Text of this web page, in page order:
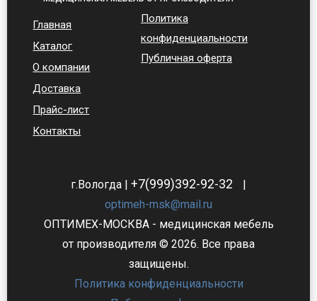
Главная
Каталог
О компании
Доставка
Прайс-лист
Контакты
Политика
конфиденциальности
Публичная оферта
г.Вологда | +7(999)392-92-32
|
optimeh-msk@mail.ru
ОПТИМЕХ-МОСКВА - медицинская мебель
от производителя © 2026. Все права
защищены.
Политика конфиденциальности